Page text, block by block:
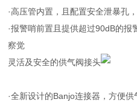
·高压管内置，且配置安全泄暴孔
·报警哨前置且提供超过90dB的
察觉
灵活及安全的供气阀接头
·全新设计的Banjo连接器，方便供